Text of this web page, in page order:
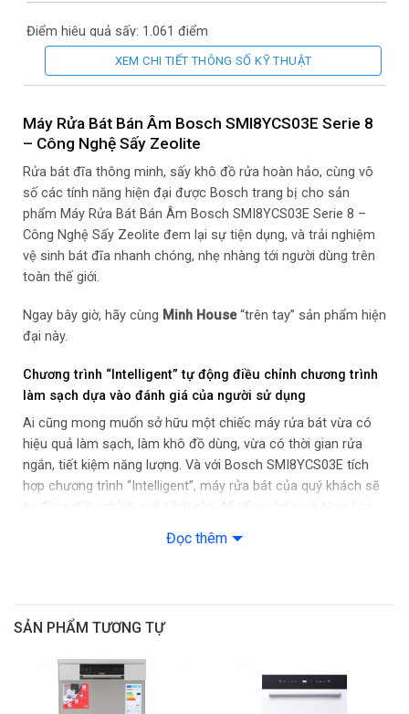
Điểm hiệu quả sấy: 1.061 điểm
Điểm hiệu quả năng lượng: 38 điểm
Độ ồn: 43 dB
Hiệu quả độ ồn: B
Tiêu thụ năng lượng khi cấp nước nóng: 0.6 kWh
Chương trình và tính năng:
8 chương trinh rửa: rửa mạnh 70 ° C, Tự động 45-65 ° C, Tiết
40 ° C, Yêu thích (rửa tráng)
mạnh, sấy thêm, diệt khuẩn
Chương trình vệ sinh máy
6 nhiệt độ rửa
Công nghệ và cảm biến
Hệ thống ActiveWater
Động cơ EcoSilence
Cảm biến độ bẩn nước, cảm biến tải
XEM CHI TIẾT THÔNG SỐ KỸ THUẬT
Máy Rửa Bát Bán Âm Bosch SMI8YCS03E Serie 8
– Công Nghệ Sấy Zeolite
Rửa bát đĩa thông minh, sấy khô đồ rửa hoàn hảo, cùng vô
số các tính năng hiện đại được Bosch trang bị cho sản
phẩm Máy Rửa Bát Bán Âm Bosch SMI8YCS03E Serie 8 –
Công Nghệ Sấy Zeolite đem lại sự tiện dụng, và trải nghiệm
vệ sinh bát đĩa nhanh chóng, nhẹ nhàng tới người dùng trên
toàn thế giới.
Ngay bây giờ, hãy cùng Minh House“trên tay” sản phẩm hiện
đại này.
Chương trình “Intelligent” tự động điều chỉnh chương trình
làm sạch dựa vào đánh giá của người sử dụng
Ai cũng mong muốn sở hữu một chiếc máy rửa bát vừa có
hiệu quả làm sạch, làm khô đồ dùng, vừa có thời gian rửa
ngắn, tiết kiệm năng lượng. Và với Bosch SMI8YCS03E tích
hợp chương trình “Intelligent”, máy rửa bát của quý khách sẽ
tự động điều chỉnh quá trình rửa để tối ưu hóa với từng loại
giá kết quả làm sạch và làm khô cũng như thời lượng của
của quý khách. Ngoài ra, quý khách cũng sẽ kiểm soát được
Đọc thêm
SẢN PHẨM TƯƠNG TỰ